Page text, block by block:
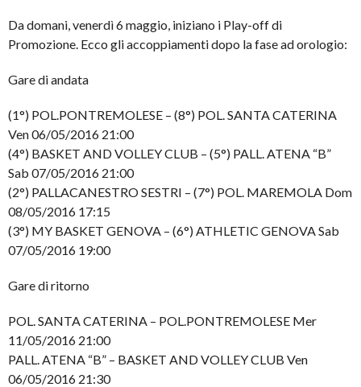
Da domani, venerdì 6 maggio, iniziano i Play-off di
Promozione. Ecco gli accoppiamenti dopo la fase ad orologio:
Gare di andata
(1°) POL.PONTREMOLESE – (8°) POL. SANTA CATERINA
Ven 06/05/2016 21:00
(4°) BASKET AND VOLLEY CLUB – (5°) PALL. ATENA “B”
Sab 07/05/2016 21:00
(2°) PALLACANESTRO SESTRI – (7°) POL. MAREMOLA Dom
08/05/2016 17:15
(3°) MY BASKET GENOVA – (6°) ATHLETIC GENOVA Sab
07/05/2016 19:00
Gare di ritorno
POL. SANTA CATERINA – POL.PONTREMOLESE Mer
11/05/2016 21:00
PALL. ATENA “B” – BASKET AND VOLLEY CLUB Ven
06/05/2016 21:30